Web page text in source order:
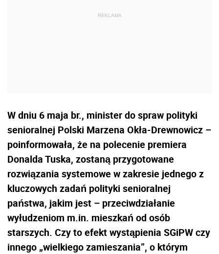
W dniu 6 maja br., minister do spraw polityki
senioralnej Polski Marzena Okła-Drewnowicz –
poinformowała, że na polecenie premiera
Donalda Tuska, zostaną przygotowane
rozwiązania systemowe w zakresie jednego z
kluczowych zadań polityki senioralnej
państwa, jakim jest – przeciwdziałanie
wyłudzeniom m.in. mieszkań od osób
starszych. Czy to efekt wystąpienia SGiPW czy
innego „wielkiego zamieszania”, o którym